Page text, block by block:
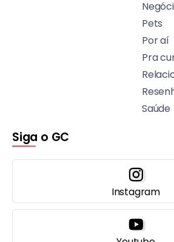
Pets
Por aí
Pra
Saúde
Siga o GC
Instagram